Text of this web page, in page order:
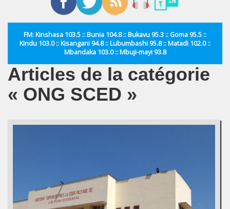
FM: Kinshasa 103.5 :: Bunia 104.8 :: Bukavu 95.3 :: Goma 95.5 ::
Kindu 103.0 :: Kisangani 94.8 :: Lubumbashi 95.8 :: Matadi 102.0 ::
Mbandaka 103.0 :: Mbuji-mayi 93.8
Articles de la catégorie
« ONG SCED »